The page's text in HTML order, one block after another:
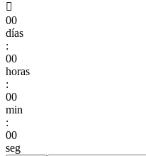

00
días
:
00
horas
:
00
min
:
00
seg